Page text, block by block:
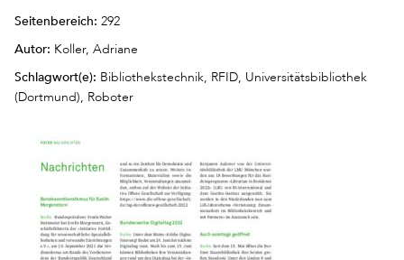
Seitenbereich: 292
Autor: Koller, Adriane
Schlagwort(e): Bibliothekstechnik, RFID, Universitätsbibliothek
(Dortmund), Roboter